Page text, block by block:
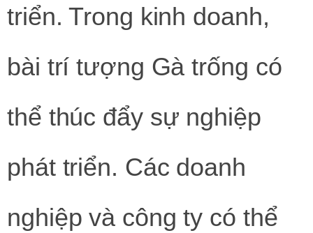
triển. Trong kinh doanh,
bài trí tượng Gà trống có
thể thúc đẩy sự nghiệp
phát triển. Các doanh
nghiệp và công ty có thể